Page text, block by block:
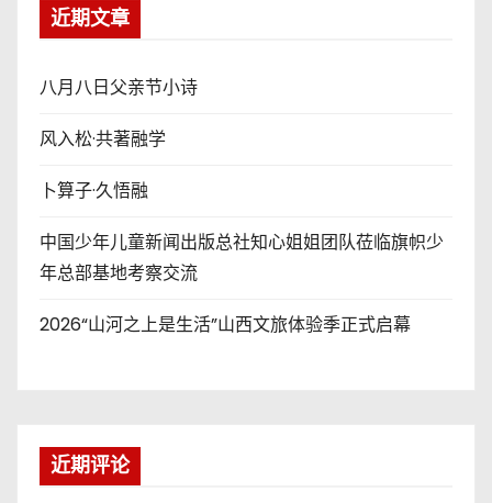
近期文章
八月八日父亲节小诗
风入松·共著融学
卜算子·久悟融
中国少年儿童新闻出版总社知心姐姐团队莅临旗帜少
年总部基地考察交流
2026“山河之上是生活”山西文旅体验季正式启幕
近期评论